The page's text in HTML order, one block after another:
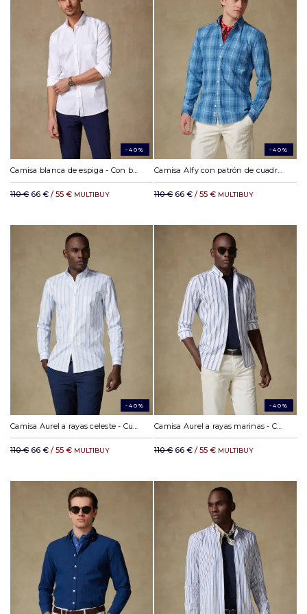
-40%
Camisa blanca de espiga - Con botonos
110 € 66 € / 55 € MULTIBUY
-40%
Camisa Alfy con patrón de cuadros - Cuello abotonada
110 € 66 € / 55 € MULTIBUY
-40%
Camisa Aurel a rayas celeste - Cuello abotonada
110 € 66 € / 55 € MULTIBUY
-40%
Camisa Aurel a rayas marinas - Cuello abotonada
110 € 66 € / 55 € MULTIBUY